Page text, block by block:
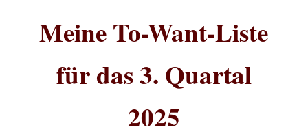
Meine To-Want-Liste
für das 3. Quartal
2025